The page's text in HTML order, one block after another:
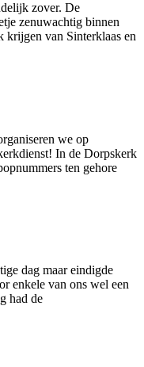
zover. De
zenuwachtig binnen
krijgen van Sinterklaas en
we op
In de Dorpskerk
ten gehore
dag maar eindigde
enkele van ons wel een
had de